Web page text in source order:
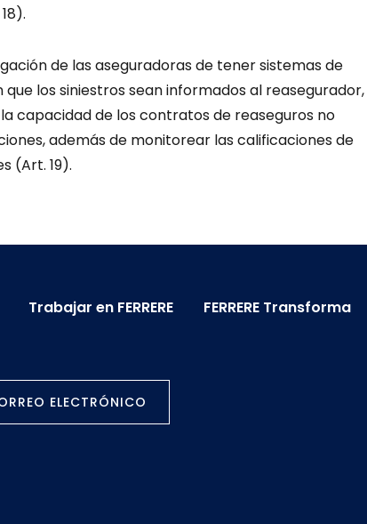
de las aseguradoras de tener sistemas de
los siniestros sean informados al reasegurador,
capacidad de los contratos de reaseguros no
además de monitorear las calificaciones de
(Art. 19).
Trabajar en FERRERE FERRERE Transforma
ELECTRÓNICO